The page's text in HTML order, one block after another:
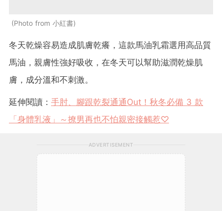
Photo from 小紅書
冬天乾燥容易造成肌膚乾癢，這款馬油乳霜選用高品質
馬油，親膚性強好吸收，在冬天可以幫助滋潤乾燥肌
膚，成分溫和不刺激。
延伸閱讀： 手肘、腳跟乾裂通通Out！秋冬必備 3 款
「身體乳液」～撩男再也不怕親密接觸惹♡
ADVERTISEMENT